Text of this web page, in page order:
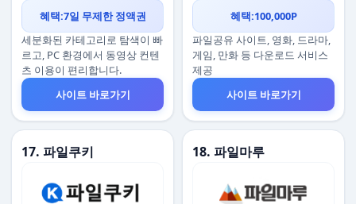
혜택:7일 무제한 정액권
세분화된 카테고리로 탐색이 빠
르고, PC 환경에서 동영상 컨텐
츠 이용이 편리합니다.
사이트 바로가기
혜택:100,000P
파일공유 사이트, 영화, 드라마,
게임, 만화 등 다운로드 서비스
제공
사이트 바로가기
17. 파일쿠키 18. 파일마루